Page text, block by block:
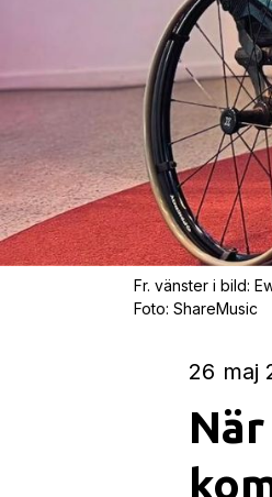
Fr. vänster i bild:
Foto: ShareMusic
26 maj